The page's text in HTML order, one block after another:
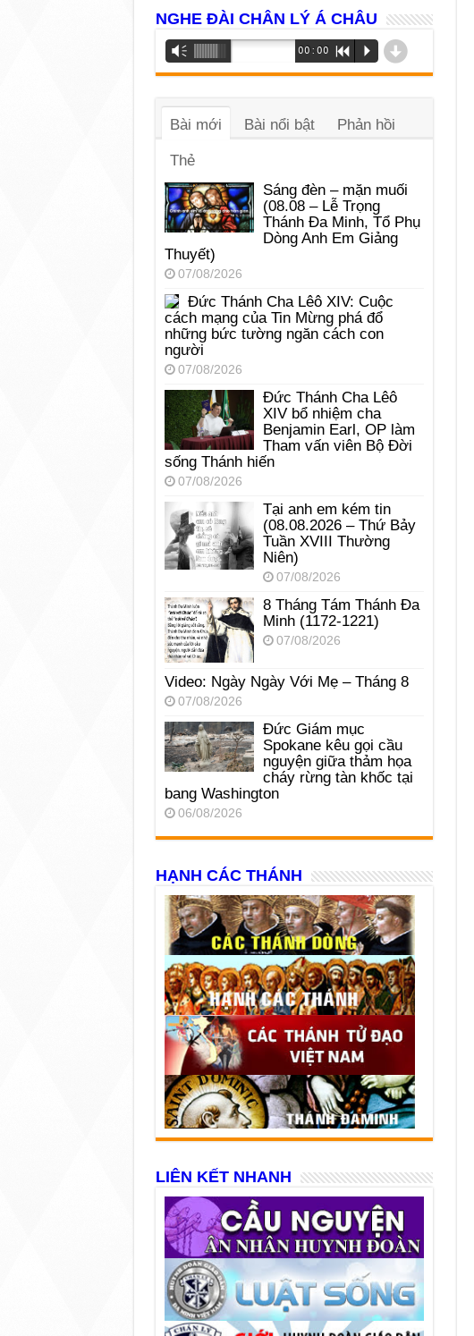
NGHE ĐÀI CHÂN LÝ Á CHÂU
Trình
phát
âm
Vm 00:00 R P d
Bài mới Bài nổi bật Phản hồi
Thẻ
Sáng đèn – mặn muối
(08.08 – Lễ Trọng
Thánh Đa Minh, Tổ Phụ
Dòng Anh Em Giảng
Thuyết)
07/08/2026
Đức Thánh Cha Lêô XIV: Cuộc
cách mạng của Tin Mừng phá đổ
những bức tường ngăn cách con
người
07/08/2026
Đức Thánh Cha Lêô
XIV bổ nhiệm cha
Benjamin Earl, OP làm
Tham vấn viên Bộ Đời
sống Thánh hiến
07/08/2026
Tại anh em kém tin
(08.08.2026 – Thứ Bảy
Tuần XVIII Thường
Niên)
07/08/2026
8 Tháng Tám Thánh Ða
Minh (1172-1221)
07/08/2026
Video: Ngày Ngày Với Mẹ – Tháng 8
07/08/2026
Đức Giám mục
Spokane kêu gọi cầu
nguyện giữa thảm họa
cháy rừng tàn khốc tại
bang Washington
06/08/2026
HẠNH CÁC THÁNH
LIÊN KẾT NHANH